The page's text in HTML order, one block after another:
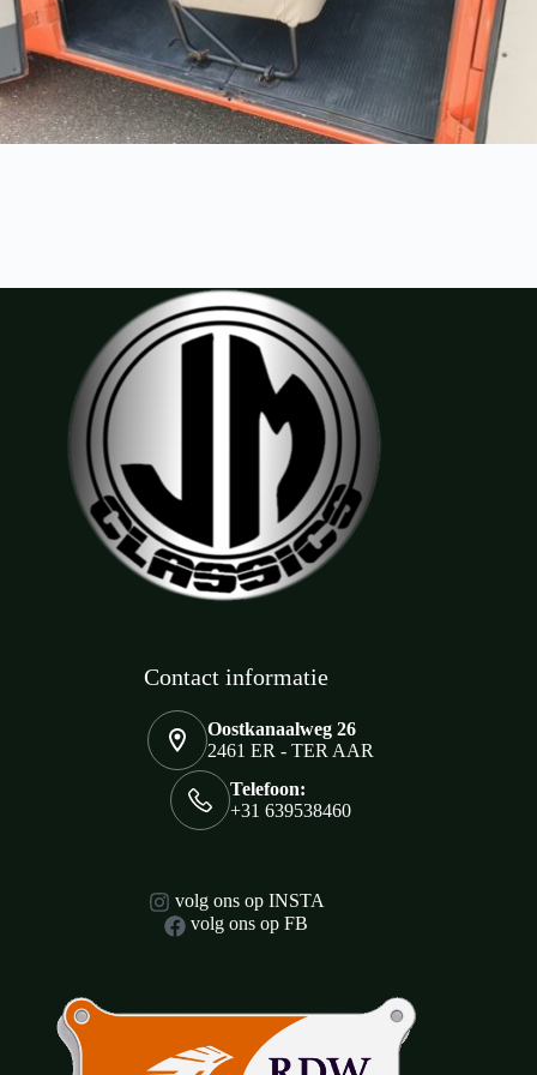
Contact informatie
Oostkanaalweg 26
2461 ER - TER AAR
Telefoon:
+31 639538460
volg ons op INSTA
volg ons op FB